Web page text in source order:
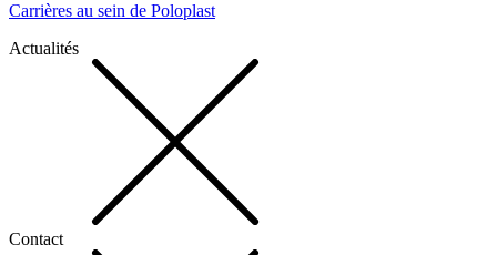
Carrières au sein de Poloplast
Actualités
Contact